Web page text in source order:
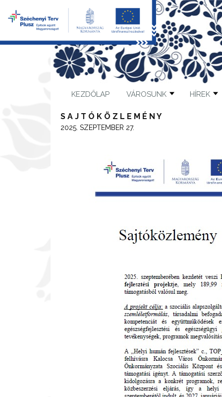
KEZDŐLAP VÁROSUNK HÍREK
S A J T Ó K Ö Z L E M É N Y
2025. SZEPTEMBER 27.